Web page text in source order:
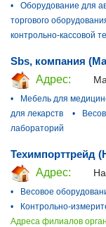
•
Оборудование для
торгового
контрольно-кассовой
Sbs, компания
Адрес:
•
Мебель для
для лекарств
•
лабораторий
Техимпорттрейд
Адрес:
•
Весовое
•
Контрольно-
Адреса филиалов